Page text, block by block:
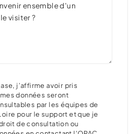
j’affirme avoir pris
données seront
par les équipes de
pour le support et que je
de consultation ou